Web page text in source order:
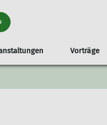
Jugend |
Vorträge
Mitgliederversammlung